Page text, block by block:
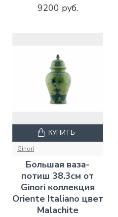
9200 руб.
Ginori
Большая ваза-
потиш 38.3см от
Ginori коллекция
Oriente Italiano цвет
Malachite
КУПИТЬ